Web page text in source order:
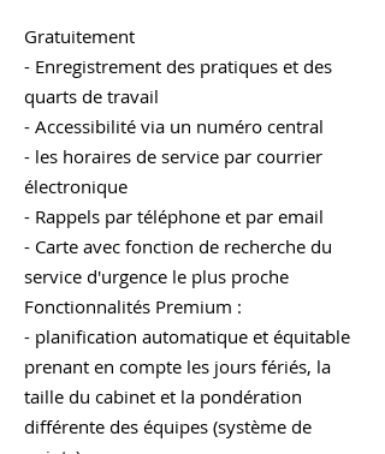
Gratuitement
- Enregistrement des pratiques et des
quarts de travail
- Accessibilité via un numéro central
- les horaires de service par courrier
électronique
- Rappels par téléphone et par email
- Carte avec fonction de recherche du
service d'urgence le plus proche
Fonctionnalités Premium :
- planification automatique et équitable
prenant en compte les jours fériés, la
taille du cabinet et la pondération
différente des équipes (système de